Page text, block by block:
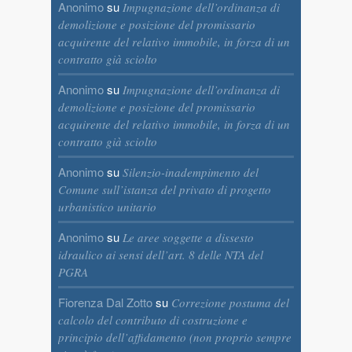
Anonimosu Impugnazione dell’ordinanza di
demolizione e posizione del promissario
acquirente del relativo immobile, in forza di un
contratto già sciolto
Anonimosu Impugnazione dell’ordinanza di
demolizione e posizione del promissario
acquirente del relativo immobile, in forza di un
contratto già sciolto
Anonimosu Silenzio-inadempimento del
Comune sull’istanza del privato di progetto
urbanistico unitario
Anonimosu Le aree soggette a dissesto
idraulico ai sensi dell’art. 8 delle NTA del
PGRA
Fiorenza Dal Zottosu Correzione postuma del
calcolo del contributo di costruzione e
principio dell’affidamento (non proprio sempre